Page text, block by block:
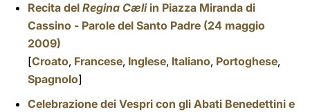
Recita del Regina Cæliin Piazza Miranda di
Cassino - Parole del Santo Padre (24 maggio
2009)
[Croato, Francese, Inglese, Italiano, Portoghese,
Spagnolo]
Celebrazione dei Vespri con gli Abati Benedettini e